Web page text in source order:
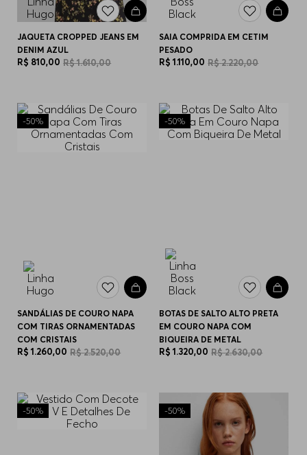
JAQUETA CROPPED JEANS EM
DENIM AZUL
R$ 810,00 R$1.610,00
SAIA COMPRIDA EM CETIM
PESADO
R$ 1.110,00 R$2.220,00
-50%
SANDÁLIAS DE COURO NAPA
COM TIRAS ORNAMENTADAS
COM CRISTAIS
R$ 1.260,00 R$2.520,00
-50%
BOTAS DE SALTO ALTO PRETA
EM COURO NAPA COM
BIQUEIRA DE METAL
R$ 1.320,00 R$2.630,00
-50% -50%